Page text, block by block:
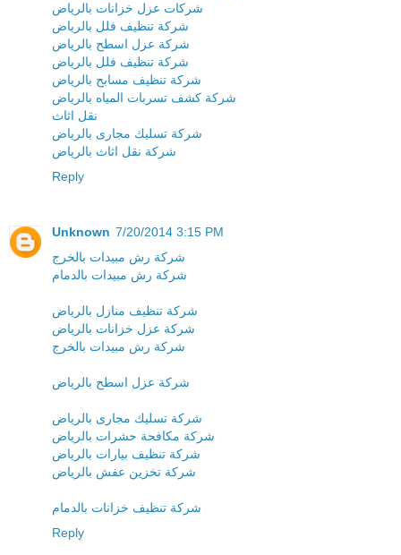
شركات عزل خزانات بالرياض
شركة تنظيف فلل بالرياض
شركة عزل اسطح بالرياض
شركة تنظيف فلل بالرياض
شركة تنظيف مسابح بالرياض
شركة كشف تسربات المياه بالرياض
نقل اثاث
شركة تسليك مجارى بالرياض
شركة نقل اثاث بالرياض
Reply
Unknown 7/20/2014 3:15 PM
شركة رش مبيدات بالخرج
شركة رش مبيدات بالدمام
شركة تنظيف منازل بالرياض
شركة عزل خزانات بالرياض
شركة رش مبيدات بالخرج
شركة عزل اسطح بالرياض
شركة تسليك مجارى بالرياض
شركة مكافحة حشرات بالرياض
شركة تنظيف بيارات بالرياض
شركة تخزين عفش بالرياض
شركة تنظيف خزانات بالدمام
Reply